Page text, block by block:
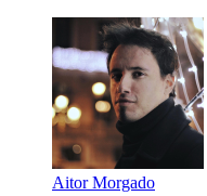
Aitor Morgado